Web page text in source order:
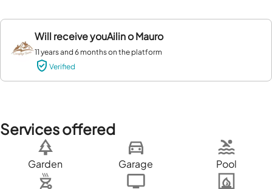
Will receive youAilin o Mauro
11 years and 6 months on the platform
Verified
Services offered
Garden Garage Pool